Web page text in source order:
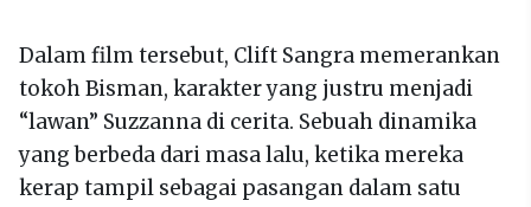
Dalam film tersebut, Clift Sangra memerankan
tokoh Bisman, karakter yang justru menjadi
“lawan” Suzzanna di cerita. Sebuah dinamika
yang berbeda dari masa lalu, ketika mereka
kerap tampil sebagai pasangan dalam satu